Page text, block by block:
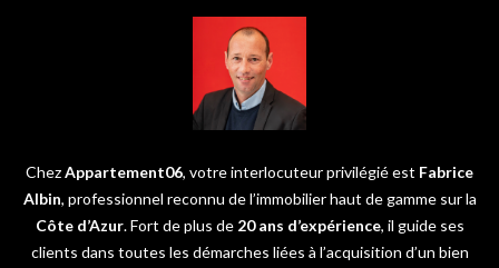
ChezAppartement06, votre interlocuteur privilégié est Fabrice
Albin, professionnel reconnu de l’immobilier haut de gamme sur la
Côte d’Azur. Fort de plus de 20 ans d’expérience, il guide ses
clients dans toutes les démarches liées à l’acquisition d’un bien